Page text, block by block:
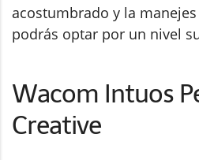
acostumbrado y la
podrás optar por un nivel
Wacom Intuos
Creative